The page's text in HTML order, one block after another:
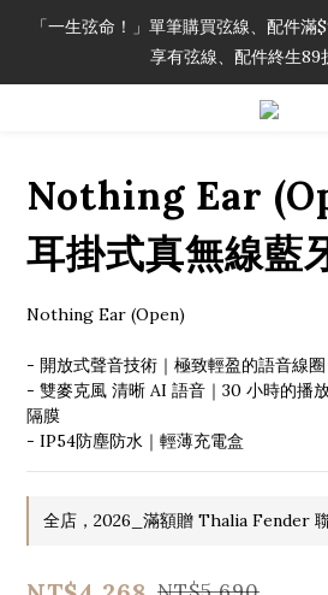
「一生弦命！」單筆購買弦線、配件
享有弦線、配件終生89
「一生弦命！」單筆購買弦線、配件
享有弦線、配件終生89
加入會員即領2000元購物金。 加入
「一生弦命！」單筆購買弦線、配件滿
享有弦線、配件終生
Nothing Ear
耳掛式真無線藍
Nothing Ear (Open)
- 開放式聲音技術｜極致輕盈的語音線
- 雙麥克風 清晰 AI 語音｜30 小時的播
隔膜
- IP54防塵防水｜輕薄充電盒
全店，2026_滿額贈 Thalia Fender